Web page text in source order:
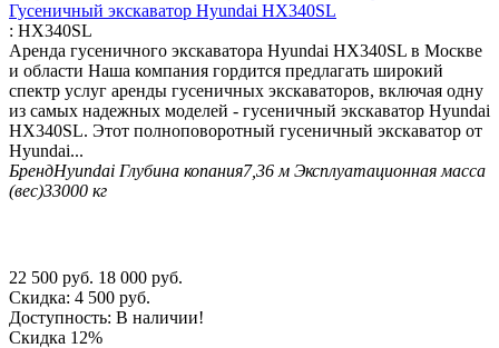
Гусеничный экскаватор Hyundai HX340SL
: HX340SL
Аренда гусеничного экскаватора Hyundai HX340SL в Москве
и области Наша компания гордится предлагать широкий
спектр услуг аренды гусеничных экскаваторов, включая одну
из самых надежных моделей - гусеничный экскаватор Hyundai
HX340SL. Этот полноповоротный гусеничный экскаватор от
Hyundai...
БрендHyundai Глубина копания7,36 м Эксплуатационная масса
(вес)33000 кг
22 500 руб. 18 000 руб.
Скидка: 4 500 руб.
Доступность: В наличии!
Скидка 12%